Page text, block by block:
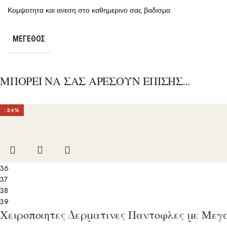
Κομψοτητα και ανεση στο καθημερινο σας βαδισμα
ΜΈΓΕΘΟΣ
ΜΠΟΡΕΙ ΝΑ ΣΑΣ ΑΡΕΣΟΥΝ ΕΠΙΣΗΣ…
-24%
36
37
38
39
Χειροποιητες Δερματινες Παντοφλες με